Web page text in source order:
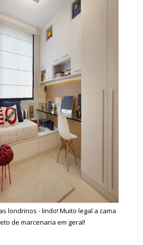
londrinos - lindo! Muito legal a cama
de marcenaria em geral!